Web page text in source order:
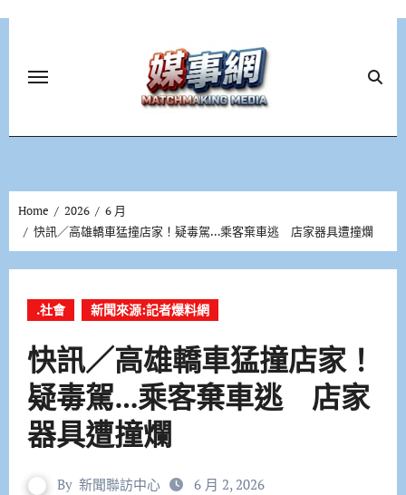
Home 2026
6 月
快訊／高雄轎車猛撞店家！疑毒駕…乘客棄車逃 店家器具遭撞爛
.社會 新聞來源:記者爆料網
快訊／高雄轎車猛撞店家！
疑毒駕…乘客棄車逃 店家
器具遭撞爛
By 新聞聯訪中心 6 月 2, 2026